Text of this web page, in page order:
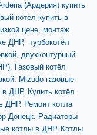
(Ардерия) купить
котёл купить в
цене, монтаж
ДНР, турбокотёл
двухконтурный
. Газовый котёл
Mizudo газовые
в ДНР. Купить котёл
ДНР. Ремонт котла
Донецк. Радиаторы
котлы в ДНР. Котлы